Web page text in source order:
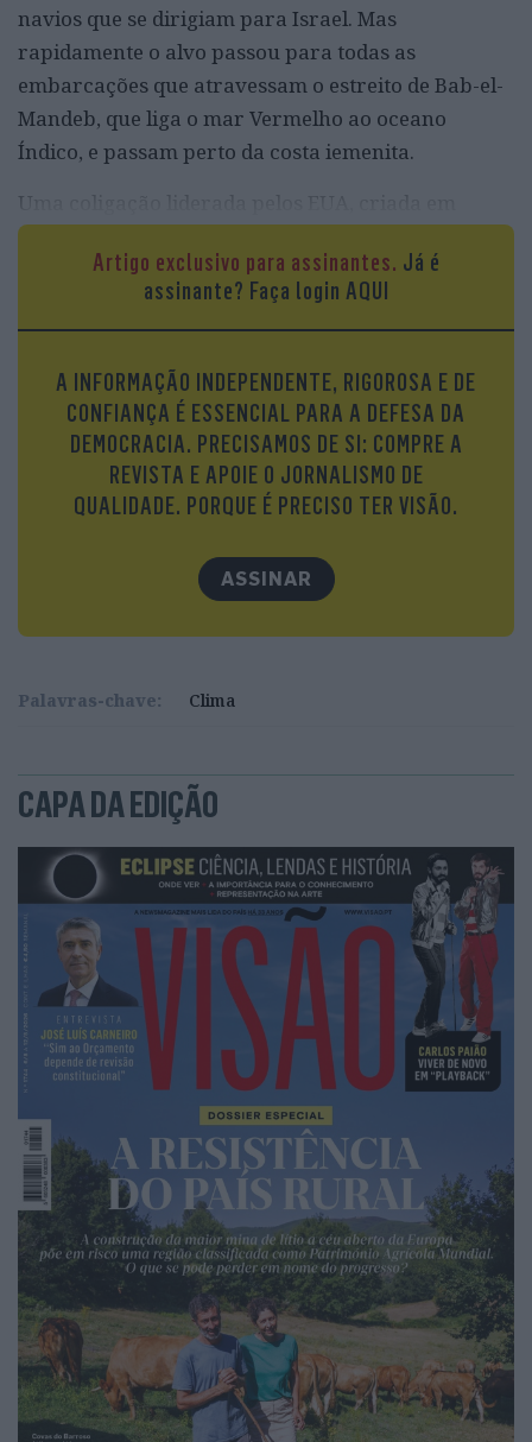
navios que se dirigiam para Israel. Mas
rapidamente o alvo passou para todas as
embarcações que atravessam o estreito de Bab-el-
Mandeb, que liga o mar Vermelho ao oceano
Índico, e passam perto da costa iemenita.
Uma coligação liderada pelos EUA, criada em
dezembro (com o nome Operação Guardião da
Prosperidade), tem estado a retaliar, tentando
proteger o tráfego marítimo na região. As grandes
empresas de transporte, contudo, não podem dar-
se ao luxo de arriscar perder cargueiros para um
míssil ou drone huti, pelo que a opção passa pela
velha alternativa que os portugueses abriram ao
mundo, há cinco séculos: a rota à volta de África,
através do cabo da Boa Esperança.
Artigo exclusivo para assinantes. Já é
assinante? Faça login AQUI
A INFORMAÇÃO INDEPENDENTE, RIGOROSA E DE
CONFIANÇA É ESSENCIAL PARA A DEFESA DA
DEMOCRACIA. PRECISAMOS DE SI: COMPRE A
REVISTA E APOIE O JORNALISMO DE
QUALIDADE. PORQUE É PRECISO TER VISÃO.
ASSINAR
Palavras-chave: Clima
CAPA DA EDIÇÃO